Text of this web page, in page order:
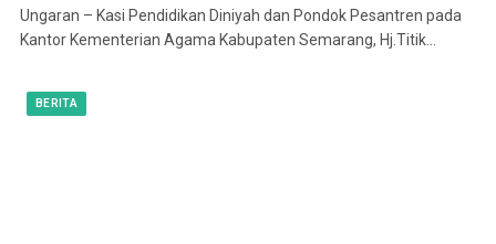
Ungaran – Kasi Pendidikan Diniyah dan Pondok Pesantren pada
Kantor Kementerian Agama Kabupaten Semarang, Hj.Titik…
BERITA